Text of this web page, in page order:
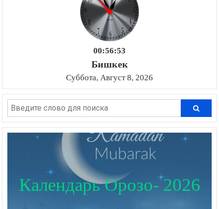
00:56:53
Бишкек
Суббота, Август 8, 2026
Календарь Орозо- 2026